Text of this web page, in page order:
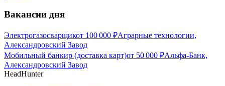
Вакансии дня
Электрогазосварщикот 100 000 ₽Аграрные технологии,
Александровский Завод
Мобильный банкир (доставка карт)от 50 000 ₽Альфа-Банк,
Александровский Завод
HeadHunter